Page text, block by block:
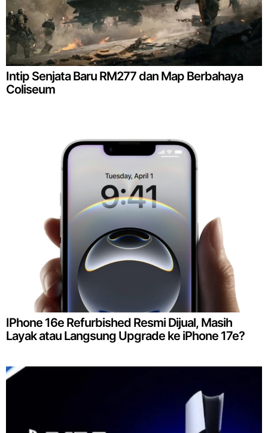
Intip Senjata Baru RM277 dan Map Berbahaya
Coliseum
IPhone 16e Refurbished Resmi Dijual, Masih
Layak atau Langsung Upgrade ke iPhone 17e?